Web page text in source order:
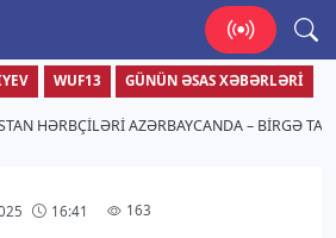
bizimlə yaşa!
WUF13 GÜNÜN ƏSAS XƏBƏRLƏRI
HƏRBÇILƏRI AZƏRBAYCANDA – BIRGƏ
16:41 163